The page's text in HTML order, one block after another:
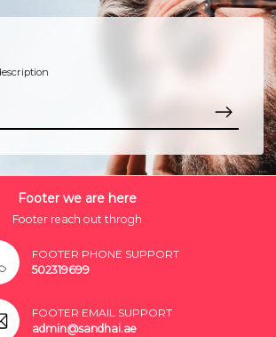
Footer we are here
Footer reach out throgh
FOOTER PHONE SUPPORT
502319699
FOOTER EMAIL SUPPORT
admin@sandhai.ae